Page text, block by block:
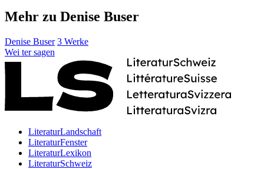
Mehr zu Denise Buser
Denise Buser 3 Werke
Wei ter sagen
LiteraturLandschaft
LiteraturFenster
LiteraturLexikon
LiteraturSchweiz